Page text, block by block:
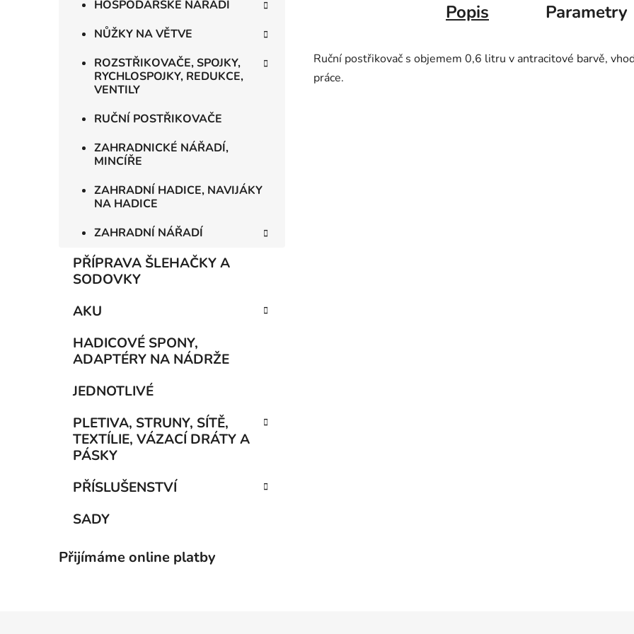
HOSPODÁŘSKÉ NÁŘADÍ
NŮŽKY NA VĚTVE
ROZSTŘIKOVAČE, SPOJKY,
RYCHLOSPOJKY, REDUKCE,
VENTILY
RUČNÍ POSTŘIKOVAČE
ZAHRADNICKÉ NÁŘADÍ,
MINCÍŘE
ZAHRADNÍ HADICE, NAVIJÁKY
NA HADICE
ZAHRADNÍ NÁŘADÍ
PŘÍPRAVA ŠLEHAČKY A
SODOVKY
AKU
HADICOVÉ SPONY,
ADAPTÉRY NA NÁDRŽE
JEDNOTLIVÉ
PLETIVA, STRUNY, SÍTĚ,
TEXTÍLIE, VÁZACÍ DRÁTY A
PÁSKY
PŘÍSLUŠENSTVÍ
SADY
Přijímáme online platby
Popis Parametry
Ruční postřikovač s objemem 0,6 litru v antracitové barvě,
práce.